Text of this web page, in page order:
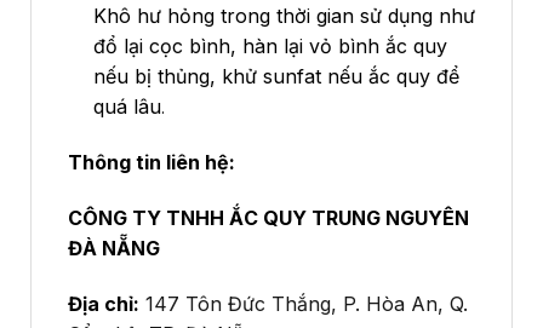
Khô hư hỏng trong thời gian sử dụng như
đổ lại cọc bình, hàn lại vỏ bình ắc quy
nếu bị thủng, khử sunfat nếu ắc quy để
quá lâu.
Thông tin liên hệ:
CÔNG TY TNHH ẮC QUY TRUNG NGUYÊN
ĐÀ NẴNG
Địa chỉ: 147 Tôn Đức Thắng, P. Hòa An, Q.